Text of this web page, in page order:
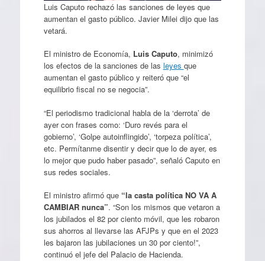
Luis Caputo rechazó las sanciones de leyes que
aumentan el gasto público. Javier Milei dijo que las
vetará.
El ministro de Economía, Luis Caputo, minimizó
los efectos de la sanciones de las leyes que
aumentan el gasto público y reiteró que “el
equilibrio fiscal no se negocia”.
“El periodismo tradicional habla de la ‘derrota’ de
ayer con frases como: ‘Duro revés para el
gobierno’, ‘Golpe autoinflingido’, ‘torpeza política’,
etc. Permítanme disentir y decir que lo de ayer, es
lo mejor que pudo haber pasado”, señaló Caputo en
sus redes sociales.
El ministro afirmó que“la casta política NO VA A
CAMBIAR nunca”. “Son los mismos que vetaron a
los jubilados el 82 por ciento móvil, que les robaron
sus ahorros al llevarse las AFJPs y que en el 2023
les bajaron las jubilaciones un 30 por ciento!”,
continuó el jefe del Palacio de Hacienda.